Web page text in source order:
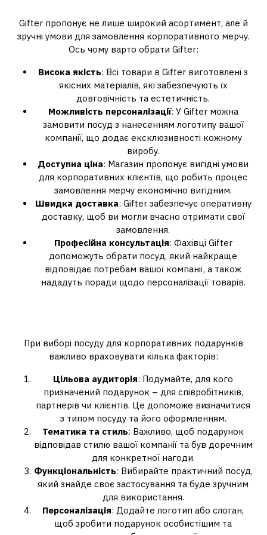
Gifter пропонує не лише широкий асортимент, але й
зручні умови для замовлення корпоративного мерчу.
Ось чому варто обрати Gifter:
Висока якість: Всі товари в Gifter виготовлені з
якісних матеріалів, які забезпечують їх
довговічність та естетичність.
Можливість персоналізації: У Gifter можна
замовити посуд з нанесенням логотипу вашої
компанії, що додає ексклюзивності кожному
виробу.
Доступна ціна: Магазин пропонує вигідні умови
для корпоративних клієнтів, що робить процес
замовлення мерчу економічно вигідним.
Швидка доставка: Gifter забезпечує оперативну
доставку, щоб ви могли вчасно отримати свої
замовлення.
Професійна консультація: Фахівці Gifter
допоможуть обрати посуд, який найкраще
відповідає потребам вашої компанії, а також
нададуть поради щодо персоналізації товарів.
При виборі посуду для корпоративних подарунків
важливо враховувати кілька факторів:
Цільова аудиторія: Подумайте, для кого
призначений подарунок – для співробітників,
партнерів чи клієнтів. Це допоможе визначитися
з типом посуду та його оформленням.
Тематика та стиль: Важливо, щоб подарунок
відповідав стилю вашої компанії та був доречним
для конкретної нагоди.
Функціональність: Вибирайте практичний посуд,
який знайде своє застосування та буде зручним
для використання.
Персоналізація: Додайте логотип або слоган,
щоб зробити подарунок особистішим та